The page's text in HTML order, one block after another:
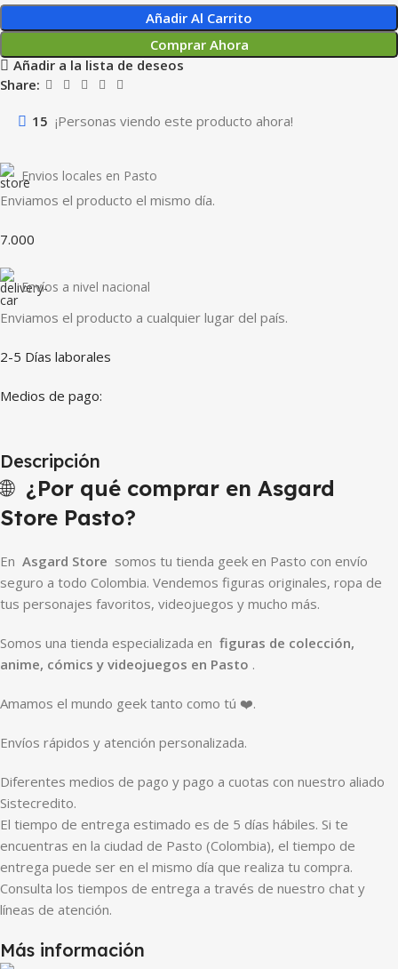
Añadir Al Carrito
Comprar Ahora
Añadir a la lista de deseos
Share:
15 ¡Personas viendo este producto ahora!
Envios locales en Pasto
Enviamos el producto el mismo día.
7.000
Envíos a nivel nacional
Enviamos el producto a cualquier lugar del país.
2-5 Días laborales
Medios de pago:
Descripción
🌐 ¿Por qué comprar en Asgard
Store Pasto?
En Asgard Store somos tu tienda geek en Pasto con envío
seguro a todo Colombia. Vendemos figuras originales, ropa de
tus personajes favoritos, videojuegos y mucho más.
Somos una tienda especializada en figuras de colección,
anime, cómics y videojuegos en Pasto .
Amamos el mundo geek tanto como tú ❤️.
Envíos rápidos y atención personalizada.
Diferentes medios de pago y pago a cuotas con nuestro aliado
Sistecredito.
El tiempo de entrega estimado es de 5 días hábiles. Si te
encuentras en la ciudad de Pasto (Colombia), el tiempo de
entrega puede ser en el mismo día que realiza tu compra.
Consulta los tiempos de entrega a través de nuestro chat y
líneas de atención.
Más información